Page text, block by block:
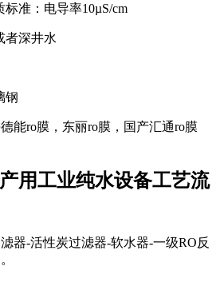
准：电导率10µS/cm
者深井水
钢
能ro膜，东丽ro膜，国产汇通ro膜
用工业纯水设备工艺流
器-活性炭过滤器-软水器-一级RO反